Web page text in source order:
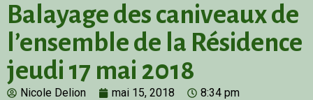
Balayage des caniveaux de
l’ensemble de la Résidence
jeudi 17 mai 2018
Nicole Delion mai 15, 2018 8:34 pm